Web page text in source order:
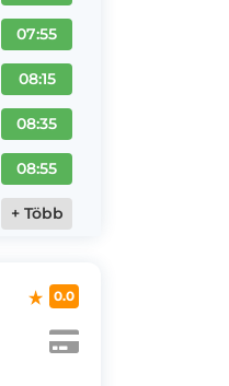
07:55
08:15
08:35
08:55
+ Több
0.0